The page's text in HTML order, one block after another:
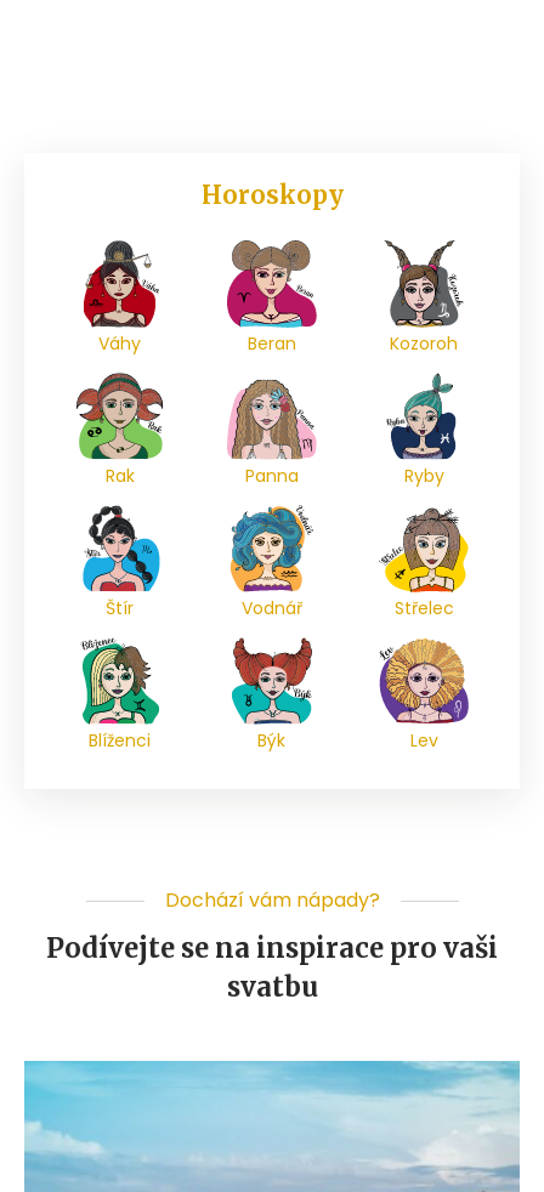
Horoskopy
Váhy Beran Kozoroh
Rak Panna Ryby
Štír Vodnář Střelec
Blíženci Býk Lev
Dochází vám nápady?
Podívejte se na inspirace pro vaši
svatbu